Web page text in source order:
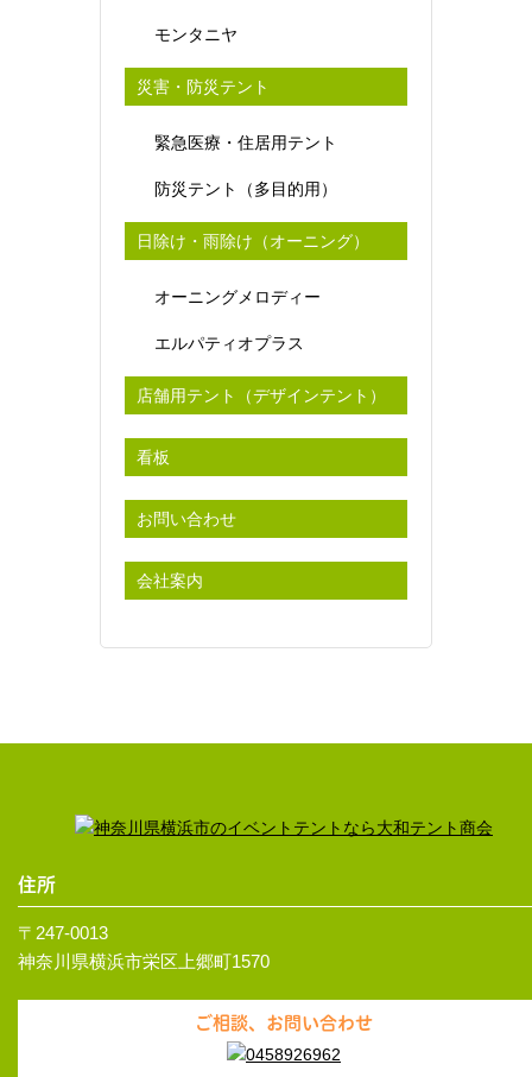
モンタニヤ
災害・防災テント
緊急医療・住居用テント
防災テント（多目的用）
日除け・雨除け（オーニング）
オーニングメロディー
エルパティオプラス
店舗用テント（デザインテント）
看板
お問い合わせ
会社案内
住所
〒247-0013
神奈川県横浜市栄区上郷町1570
ご相談、お問い合わせ